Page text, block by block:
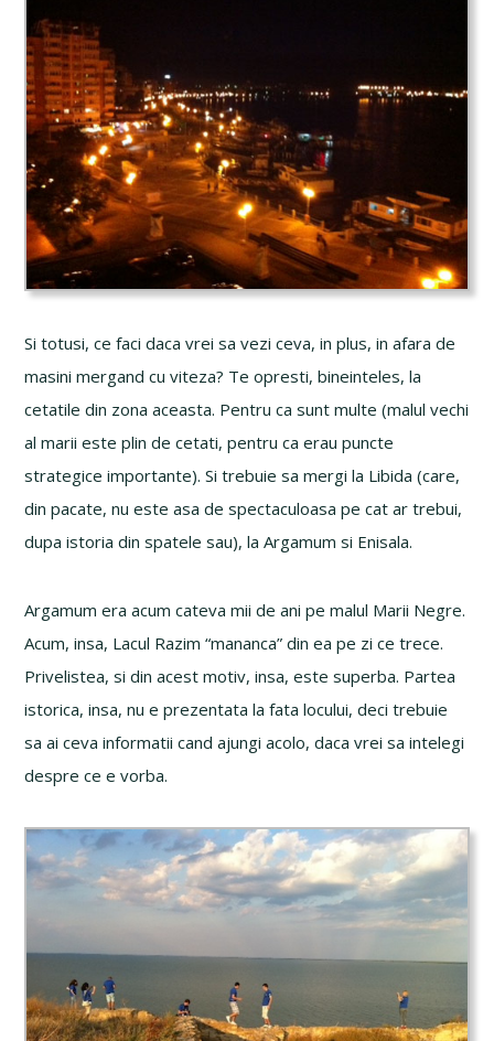
Si totusi, ce faci daca vrei sa vezi ceva, in plus, in afara de
masini mergand cu viteza? Te opresti, bineinteles, la
cetatile din zona aceasta. Pentru ca sunt multe (malul vechi
al marii este plin de cetati, pentru ca erau puncte
strategice importante). Si trebuie sa mergi la Libida (care,
din pacate, nu este asa de spectaculoasa pe cat ar trebui,
dupa istoria din spatele sau), la Argamum si Enisala.
Argamum era acum cateva mii de ani pe malul Marii Negre.
Acum, insa, Lacul Razim “mananca” din ea pe zi ce trece.
Privelistea, si din acest motiv, insa, este superba. Partea
istorica, insa, nu e prezentata la fata locului, deci trebuie
sa ai ceva informatii cand ajungi acolo, daca vrei sa intelegi
despre ce e vorba.